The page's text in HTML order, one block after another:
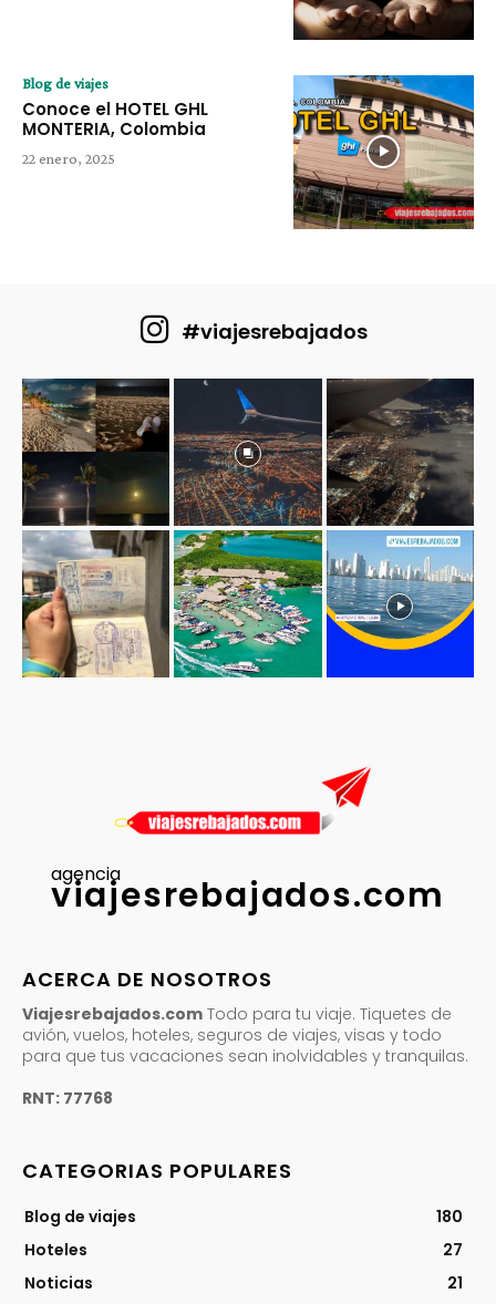
Blog de viajes
Conoce el HOTEL GHL
MONTERIA, Colombia
22 enero, 2025
#viajesrebajados
agencia
viajesrebajados.com
ACERCA DE NOSOTROS
Viajesrebajados.com Todo para tu viaje. Tiquetes de
avión, vuelos, hoteles, seguros de viajes, visas y todo
para que tus vacaciones sean inolvidables y tranquilas.
RNT: 77768
CATEGORIAS POPULARES
Blog de viajes
180
Hoteles
27
Noticias
21